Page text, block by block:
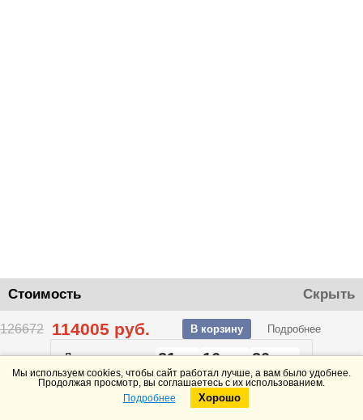
Стоимость Скрыть
126672 114005 руб. В корзину Подробнее
До конца акции21 16 20
Telegram
Мы используем cookies, чтобы сайт работал лучше, а вам было удобнее.
Продолжая просмотр, вы соглашаетесь с их использованием.
Подробнее
Хорошо